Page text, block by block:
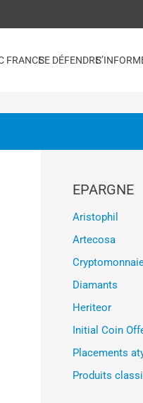
FRANCESE DÉFENDRE
EPARGNE
Aristophil
Artecosa
Diamants
Heriteor
Initial Coin
Placements
Produits